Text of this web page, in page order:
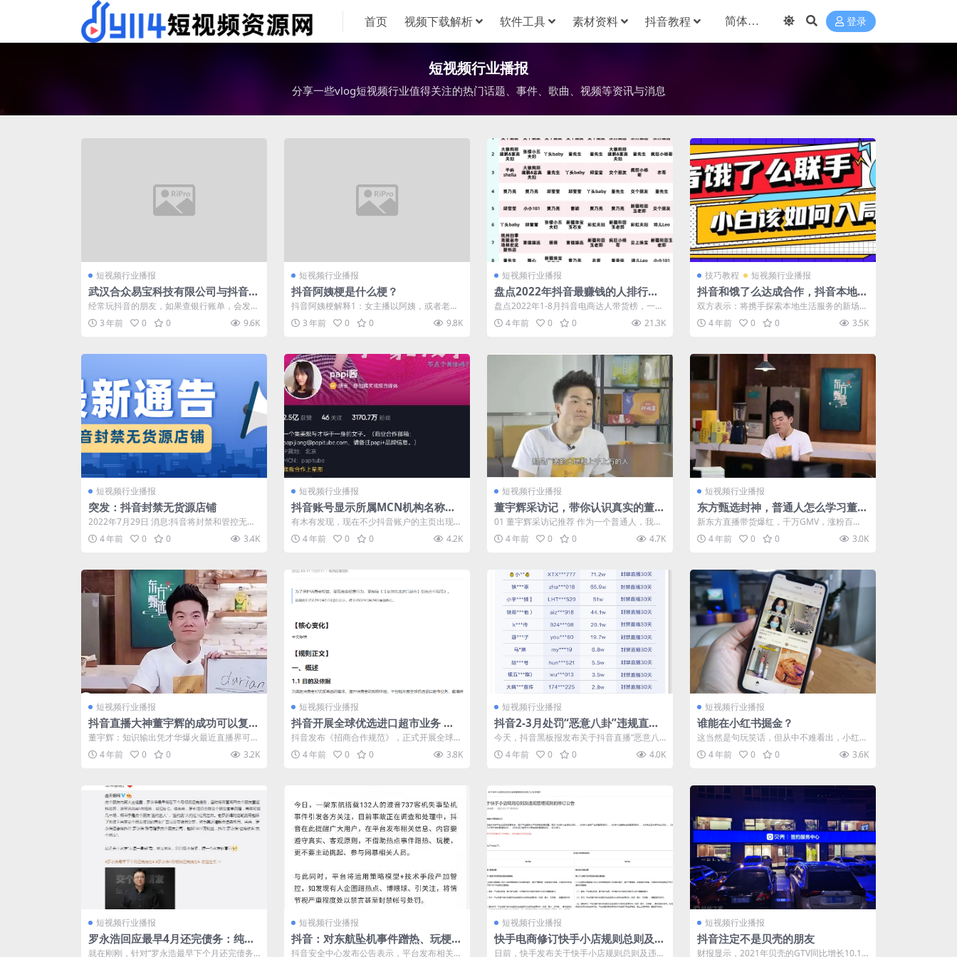
首页 视频下载解析 软件工具 素材资料 抖音教程 登录
短视频行业播报
分享一些vlog短视频行业值得关注的热门话题、事件、歌曲、视频等资讯与消息
短视频行业播报
武汉合众易宝科技有限公司与抖音的
关系
经常玩抖音的朋友，如果查银行账单，会发现
有武汉合众易宝科技有限公司给你的转款和
返...3 年前 0 0 9.6K
短视频行业播报
抖音阿姨梗是什么梗？
抖音阿姨梗解释1：女主播以阿姨，或者老阿
姨自居，其实是一种调侃。 抖音阿姨梗解释...
3 年前 0 0 9.8K
短视频行业播报
盘点2022年抖音最赚钱的人排行
（赚钱最多的主播排名）
盘点2022年1-8月抖音电商达人带货榜，一起
了解今年抖音最赚钱的人排行，看看哪...
4 年前 0 0 21.3K
技巧教程 短视频行业播报
抖音和饿了么达成合作，抖音本地生
活服务商如何巧借风口瓜分万亿本地
生活市场
双方表示：将携手探索本地生活服务的新场景
升级，通过优质的内容、丰富的商品和高效
的...4 年前 0 0 3.5K
短视频行业播报
突发：抖音封禁无货源店铺
2022年7月29日 消息:抖音将封禁和管控无货
源店铺 。日前，抖音电商发布了关...
4 年前 0 0 3.4K
短视频行业播报
抖音账号显示所属MCN机构名称！
位于IP属地下方
有木有发现，现在不少抖音账户的主页出现所
属 MCN 机构名称。引起了网友热议。 ...
4 年前 0 0 4.2K
短视频行业播报
董宇辉采访记，带你认识真实的董宇
辉
01 董宇辉采访记推荐 作为一个普通人，我们
都想了解董宇辉是一个怎样的人，如何翻...
4 年前 0 0 4.7K
短视频行业播报
东方甄选封神，普通人怎么学习董宇
辉的成功？
新东方直播带货爆红，千万GMV，涨粉百
万！
4 年前 0 0 3.0K
短视频行业播报
抖音直播大神董宇辉的成功可以复制
吗？
董宇辉：知识输出凭才华爆火最近直播界可谓
是人才辈出，前有带火了健身操的刘耕宏，
后...4 年前 0 0 3.2K
短视频行业播报
抖音开展全球优选进口超市业务 正
式入局跨境业务
抖音发布《招商合作规范》，正式开展全球优
选进口超市业务，并邀请跨境品牌商家入驻....
4 年前 0 0 3.8K
短视频行业播报
抖音2-3月处罚“恶意八卦”违规直播
间211个 严禁教唆煽动行为
今天，抖音黑板报发布关于抖音直播“恶意八
卦”专项治理处罚公告（第三期）...抖音...
4 年前 0 0 4.0K
短视频行业播报
谁能在小红书掘金？
这当然是句玩笑话，但从中不难看出，小红书
的种草力对一个品牌的影响有多大...所以...
4 年前 0 0 3.6K
短视频行业播报
罗永浩回应最早4月还完债务：纯属
谣传
就在刚刚，针对“罗永浩最早下个月还完债务”
短视频行业播报
抖音：对东航坠机事件蹭热、玩梗、
网暴行为 视情节严重禁言或封号
抖音安全中心发布公告表示，平台发布相关信
短视频行业播报
快手电商修订快手小店规则总则及违
规管理规则
日前，快手发布关于快手小店规则总则及违规
短视频行业播报
抖音注定不是贝壳的朋友
财报显示，2021年贝壳的GTV同比增长10.1%